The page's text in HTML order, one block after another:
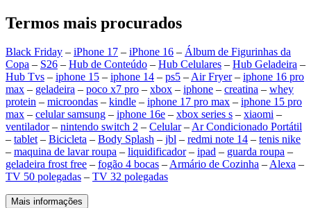
Termos mais procurados
Black Friday – iPhone 17 – iPhone 16 – Álbum de Figurinhas da
Copa – S26 – Hub de Conteúdo – Hub Celulares – Hub Geladeira –
Hub Tvs – iphone 15 – iphone 14 – ps5 –Air Fryer– iphone 16 pro
max – geladeira – poco x7 pro – xbox – iphone – creatina – whey
protein – microondas – kindle – iphone 17 pro max – iphone 15 pro
max – celular samsung – iphone 16e – xbox series s – xiaomi –
ventilador– nintendo switch 2 – Celular–Ar Condicionado Portátil
– tablet– Bicicleta – Body Splash – jbl – redmi note 14 – tenis nike
– maquina de lavar roupa – liquidificador– ipad – guarda roupa –
geladeira frost free – fogão 4 bocas –Armário de Cozinha –Alexa –
TV 50 polegadas – TV 32 polegadas
Mais informações